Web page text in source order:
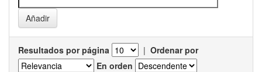
Resultados por página | Ordenar por
En orden